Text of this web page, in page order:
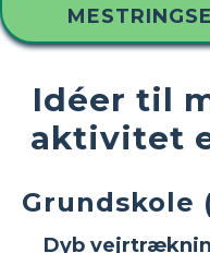
Idéer til
aktivitet
Grundskole
Dyb